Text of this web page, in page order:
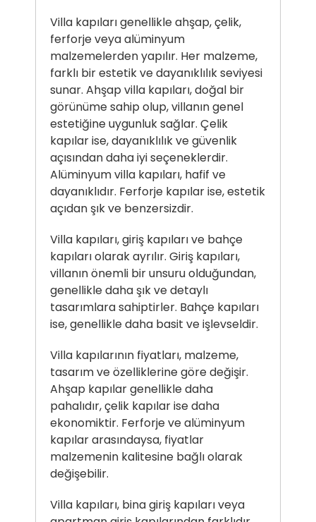
Villa kapıları genellikle ahşap, çelik,
ferforje veya alüminyum
malzemelerden yapılır. Her malzeme,
farklı bir estetik ve dayanıklılık seviyesi
sunar. Ahşap villa kapıları, doğal bir
görünüme sahip olup, villanın genel
estetiğine uygunluk sağlar. Çelik
kapılar ise, dayanıklılık ve güvenlik
açısından daha iyi seçeneklerdir.
Alüminyum villa kapıları, hafif ve
dayanıklıdır. Ferforje kapılar ise, estetik
açıdan şık ve benzersizdir.
Villa kapıları, giriş kapıları ve bahçe
kapıları olarak ayrılır. Giriş kapıları,
villanın önemli bir unsuru olduğundan,
genellikle daha şık ve detaylı
tasarımlara sahiptirler. Bahçe kapıları
ise, genellikle daha basit ve işlevseldir.
Villa kapılarının fiyatları, malzeme,
tasarım ve özelliklerine göre değişir.
Ahşap kapılar genellikle daha
pahalıdır, çelik kapılar ise daha
ekonomiktir. Ferforje ve alüminyum
kapılar arasındaysa, fiyatlar
malzemenin kalitesine bağlı olarak
değişebilir.
Villa kapıları, bina giriş kapıları veya